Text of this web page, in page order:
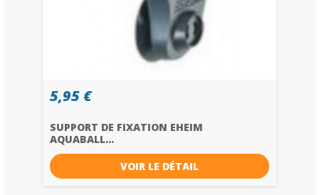
5,95 €
SUPPORT DE FIXATION EHEIM
AQUABALL...
VOIR LE DÉTAIL